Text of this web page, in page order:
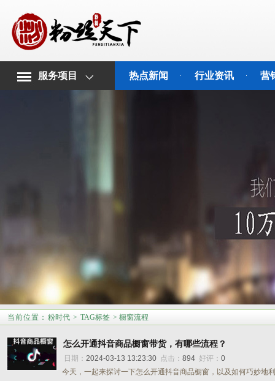
服务项目 热点新闻 行业资讯 营
当前位置 ： 粉时代 > TAG标签 > 橱窗流程
怎么开通抖音商品橱窗带货，有哪些流程？
日期： 2024-03-13 13:23:30 点击： 894 好评： 0
今天，一起来探讨一下怎么开通抖音商品橱窗，以及如何巧妙地